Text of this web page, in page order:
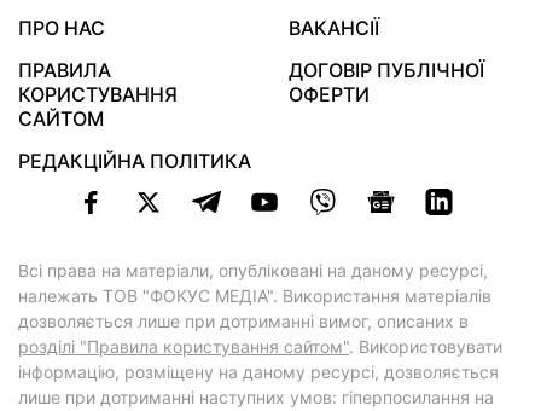
ПРО НАС
ВАКАНСІЇ
ПРАВИЛА
КОРИСТУВАННЯ
САЙТОМ
ДОГОВІР ПУБЛІЧНОЇ
ОФЕРТИ
РЕДАКЦІЙНА ПОЛІТИКА
Всі права на матеріали, опубліковані на даному ресурсі,
належать ТОВ "ФОКУС МЕДІА". Використання матеріалів
дозволяється лише при дотриманні вимог, описаних в
розділі "Правила користування сайтом". Використовувати
інформацію, розміщену на даному ресурсі, дозволяється
лише при дотриманні наступних умов: гіперпосилання на